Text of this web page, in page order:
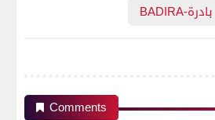
BADIRA-بادرة
Comments